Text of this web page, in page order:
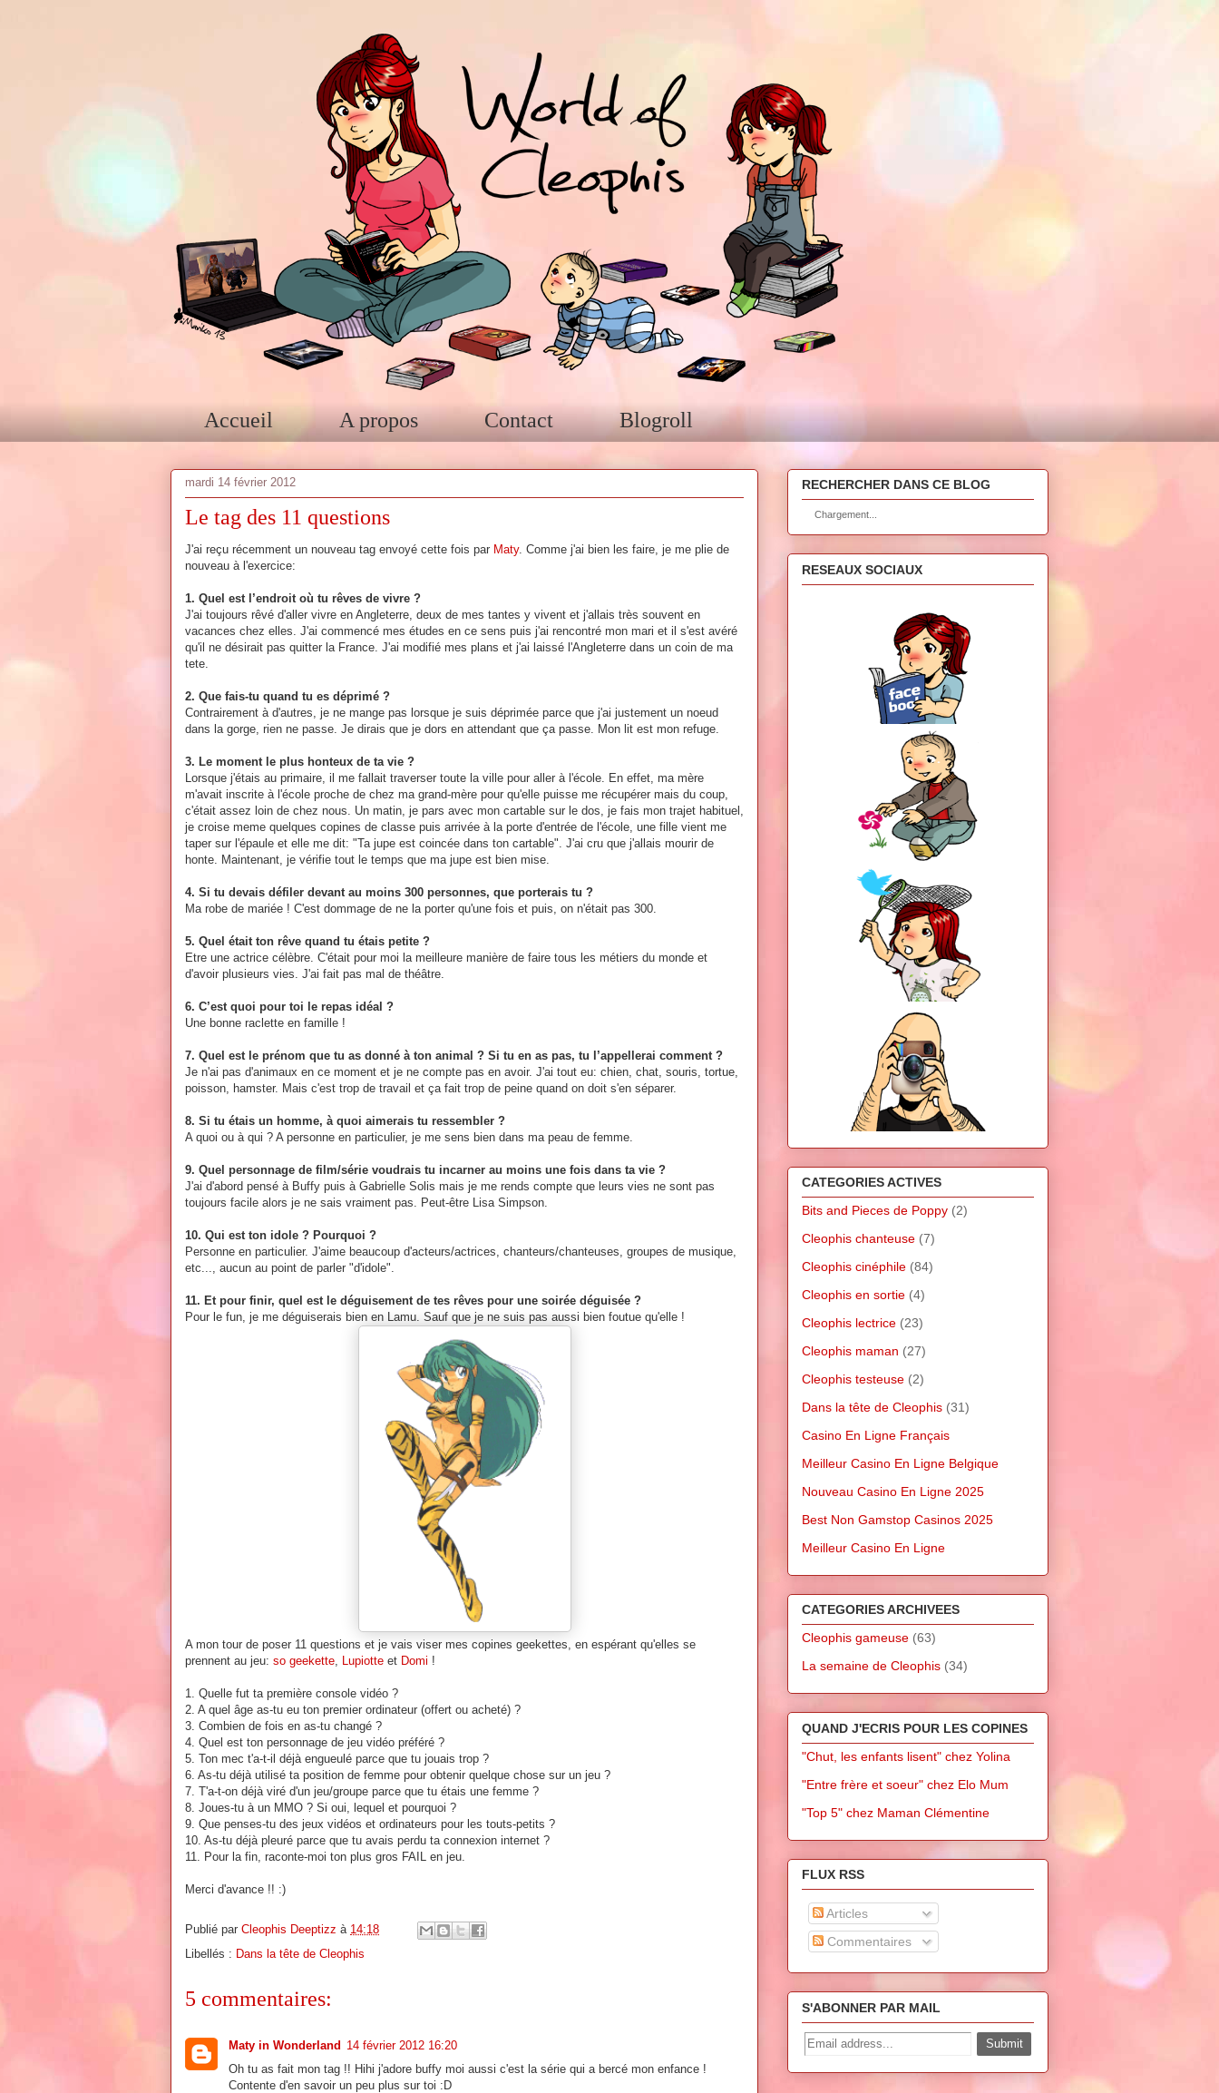
Accueil A propos Contact Blogroll
mardi 14 février 2012
Le tag des 11 questions
J'ai reçu récemment un nouveau tag envoyé cette fois par Maty. Comme j'ai bien les faire, je me plie de
nouveau à l'exercice:
1. Quel est l’endroit où tu rêves de vivre ?
J'ai toujours rêvé d'aller vivre en Angleterre, deux de mes tantes y vivent et j'allais très souvent en
vacances chez elles. J'ai commencé mes études en ce sens puis j'ai rencontré mon mari et il s'est avéré
qu'il ne désirait pas quitter la France. J'ai modifié mes plans et j'ai laissé l'Angleterre dans un coin de ma
tete.
2. Que fais-tu quand tu es déprimé ?
Contrairement à d'autres, je ne mange pas lorsque je suis déprimée parce que j'ai justement un noeud
dans la gorge, rien ne passe. Je dirais que je dors en attendant que ça passe. Mon lit est mon refuge.
3. Le moment le plus honteux de ta vie ?
Lorsque j'étais au primaire, il me fallait traverser toute la ville pour aller à l'école. En effet, ma mère
m'avait inscrite à l'école proche de chez ma grand-mère pour qu'elle puisse me récupérer mais du coup,
c'était assez loin de chez nous. Un matin, je pars avec mon cartable sur le dos, je fais mon trajet habituel,
je croise meme quelques copines de classe puis arrivée à la porte d'entrée de l'école, une fille vient me
taper sur l'épaule et elle me dit: "Ta jupe est coincée dans ton cartable". J'ai cru que j'allais mourir de
honte. Maintenant, je vérifie tout le temps que ma jupe est bien mise.
4. Si tu devais défiler devant au moins 300 personnes, que porterais tu ?
Ma robe de mariée ! C'est dommage de ne la porter qu'une fois et puis, on n'était pas 300.
5. Quel était ton rêve quand tu étais petite ?
Etre une actrice célèbre. C'était pour moi la meilleure manière de faire tous les métiers du monde et
d'avoir plusieurs vies. J'ai fait pas mal de théâtre.
6. C’est quoi pour toi le repas idéal ?
Une bonne raclette en famille !
7. Quel est le prénom que tu as donné à ton animal ? Si tu en as pas, tu l’appellerai comment ?
Je n'ai pas d'animaux en ce moment et je ne compte pas en avoir. J'ai tout eu: chien, chat, souris, tortue,
poisson, hamster. Mais c'est trop de travail et ça fait trop de peine quand on doit s'en séparer.
8. Si tu étais un homme, à quoi aimerais tu ressembler ?
A quoi ou à qui ? A personne en particulier, je me sens bien dans ma peau de femme.
9. Quel personnage de film/série voudrais tu incarner au moins une fois dans ta vie ?
J'ai d'abord pensé à Buffy puis à Gabrielle Solis mais je me rends compte que leurs vies ne sont pas
toujours facile alors je ne sais vraiment pas. Peut-être Lisa Simpson.
10. Qui est ton idole ? Pourquoi ?
Personne en particulier. J'aime beaucoup d'acteurs/actrices, chanteurs/chanteuses, groupes de musique,
etc..., aucun au point de parler "d'idole".
11. Et pour finir, quel est le déguisement de tes rêves pour une soirée déguisée ?
Pour le fun, je me déguiserais bien en Lamu. Sauf que je ne suis pas aussi bien foutue qu'elle !
A mon tour de poser 11 questions et je vais viser mes copines geekettes, en espérant qu'elles se
prennent au jeu: so geekette Lupiotte et Domi !
1. Quelle fut ta première console vidéo ?
2. A quel âge as-tu eu ton premier ordinateur (offert ou acheté) ?
3. Combien de fois en as-tu changé ?
4. Quel est ton personnage de jeu vidéo préféré ?
5. Ton mec t'a-t-il déjà engueulé parce que tu jouais trop ?
6. As-tu déjà utilisé ta position de femme pour obtenir quelque chose sur un jeu ?
7. T'a-t-on déjà viré d'un jeu/groupe parce que tu étais une femme ?
8. Joues-tu à un MMO ? Si oui, lequel et pourquoi ?
9. Que penses-tu des jeux vidéos et ordinateurs pour les touts-petits ?
10. As-tu déjà pleuré parce que tu avais perdu ta connexion internet ?
11. Pour la fin, raconte-moi ton plus gros FAIL en jeu.
Merci d'avance !! :)
Publié par Cleophis Deeptizz à 14:18
Libellés : Dans la tête de Cleophis
5 commentaires:
Maty in Wonderland 14 février 2012 16:20
Oh tu as fait mon tag !! Hihi j'adore buffy moi aussi c'est la série qui a bercé mon enfance !
Contente d'en savoir un peu plus sur toi :D
RECHERCHER DANS CE BLOG
Chargement...
RESEAUX SOCIAUX
CATEGORIES ACTIVES
Bits and Pieces de Poppy (2)
Cleophis chanteuse (7)
Cleophis cinéphile (84)
Cleophis en sortie (4)
Cleophis lectrice (23)
Cleophis maman (27)
Cleophis testeuse (2)
Dans la tête de Cleophis (31)
Casino En Ligne Français
Meilleur Casino En Ligne Belgique
Nouveau Casino En Ligne 2025
Best Non Gamstop Casinos 2025
Meilleur Casino En Ligne
CATEGORIES ARCHIVEES
Cleophis gameuse (63)
La semaine de Cleophis (34)
QUAND J'ECRIS POUR LES COPINES
"Chut, les enfants lisent" chez Yolina
"Entre frère et soeur" chez Elo Mum
"Top 5" chez Maman Clémentine
FLUX RSS
Articles
Commentaires
S'ABONNER PAR MAIL